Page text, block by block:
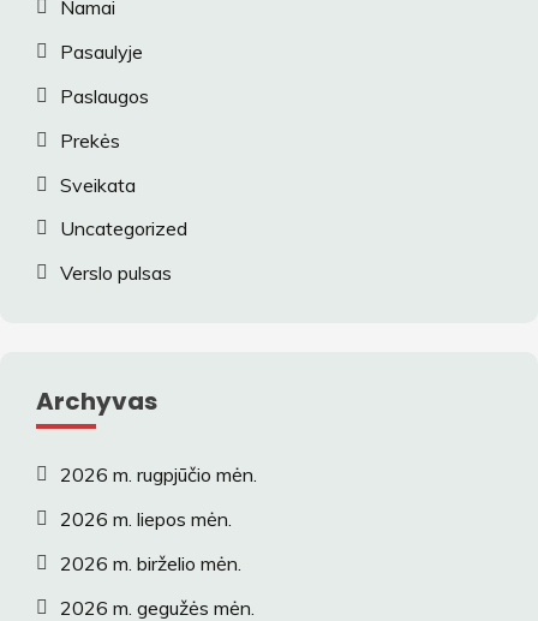
Namai
Pasaulyje
Paslaugos
Prekės
Sveikata
Uncategorized
Verslo pulsas
Archyvas
2026 m. rugpjūčio mėn.
2026 m. liepos mėn.
2026 m. birželio mėn.
2026 m. gegužės mėn.